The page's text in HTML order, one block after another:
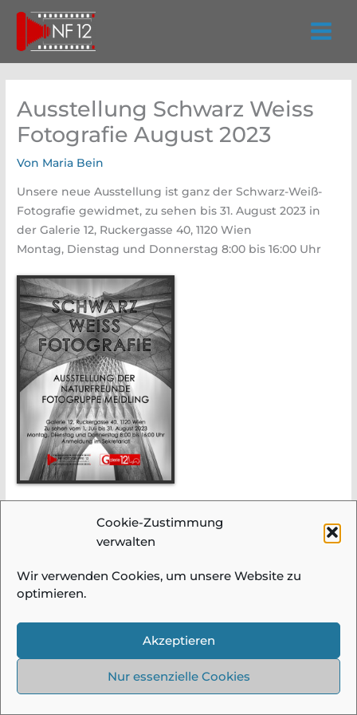
Cookie-Zustimmung
verwalten
Wir verwenden Cookies, um unsere Website zu
optimieren.
Akzeptieren
Nur essenzielle Cookies
springen
Ausstellung Schwarz Weiss
Fotografie August 2023
Von Maria Bein
Unsere neue Ausstellung ist ganz der Schwarz-Weiß-
Fotografie gewidmet, zu sehen bis 31. August 2023 in
der Galerie 12, Ruckergasse 40, 1120 Wien
Montag, Dienstag und Donnerstag 8:00 bis 16:00 Uhr
© 2026 Fotogruppe Meidling |
Datenschutz | Alle Bilder und Beiträge auf
nicht verwendet werden!